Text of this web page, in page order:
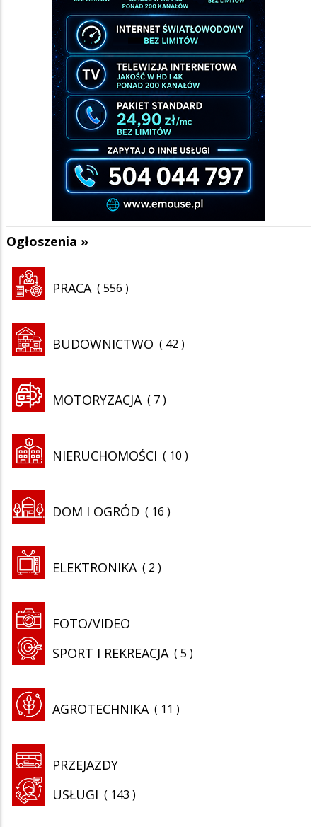
Ogłoszenia »
PRACA 556
BUDOWNICTWO 42
MOTORYZACJA 7
NIERUCHOMOŚCI 10
DOM I OGRÓD 16
2
ELEKTRONIKA
FOTO/VIDEO
SPORT I REKREACJA
5
AGROTECHNIKA 11
PRZEJAZDY
143
USŁUGI